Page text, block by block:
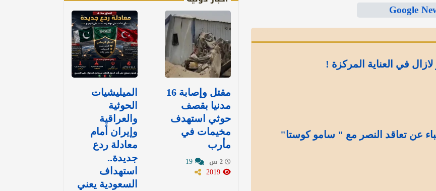
في العناية المركزة !
عن تعاقد النصر مع " سامو كوستا"
مقتل وإصابة 16
مدنيا بقصف
حوثي استهدف
مخيمات في
مأرب
الميليشيات
الحوثية
والعراقية
وإيران أمام
معادلة ردع
جديدة..
استهداف
السعودية يعني